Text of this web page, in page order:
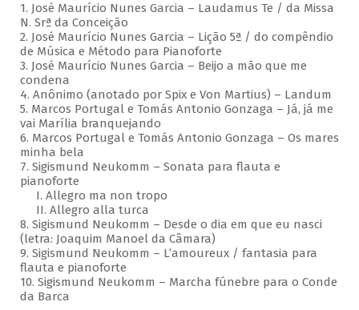
1. José Maurício Nunes Garcia – Laudamus Te / da Missa
N. Srª da Conceição
2. José Maurício Nunes Garcia – Lição 5ª / do compêndio
de Música e Método para Pianoforte
3. José Maurício Nunes Garcia – Beijo a mão que me
condena
4. Anônimo (anotado por Spix e Von Martius) – Landum
5. Marcos Portugal e Tomás Antonio Gonzaga – Já, já me
vai Marília branquejando
6. Marcos Portugal e Tomás Antonio Gonzaga – Os mares
minha bela
7. Sigismund Neukomm – Sonata para flauta e
pianoforte
I. Allegro ma non tropo
II. Allegro alla turca
8. Sigismund Neukomm – Desde o dia em que eu nasci
(letra: Joaquim Manoel da Câmara)
9. Sigismund Neukomm – L’amoureux / fantasia para
flauta e pianoforte
10. Sigismund Neukomm – Marcha fúnebre para o Conde
da Barca